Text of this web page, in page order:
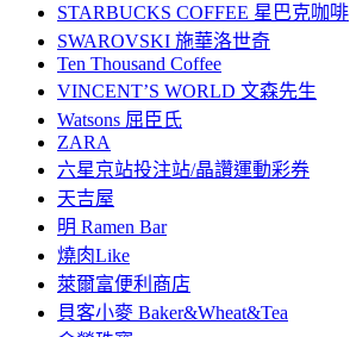
STARBUCKS COFFEE 星巴克咖啡
SWAROVSKI 施華洛世奇
Ten Thousand Coffee
VINCENT’S WORLD 文森先生
Watsons 屈臣氏
ZARA
六星京站投注站/晶讚運動彩券
天吉屋
明 Ramen Bar
燒肉Like
萊爾富便利商店
貝客小麥 Baker&Wheat&Tea